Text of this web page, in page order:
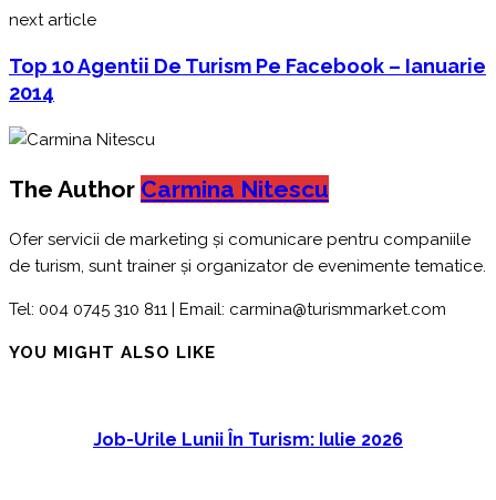
next article
Top 10 Agentii De Turism Pe Facebook – Ianuarie
2014
The Author Carmina Nitescu
Ofer servicii de marketing și comunicare pentru companiile
de turism, sunt trainer și organizator de evenimente tematice.
Tel: 004 0745 310 811 | Email: carmina@turismmarket.com
YOU MIGHT ALSO LIKE
Job-Urile Lunii În Turism: Iulie 2026